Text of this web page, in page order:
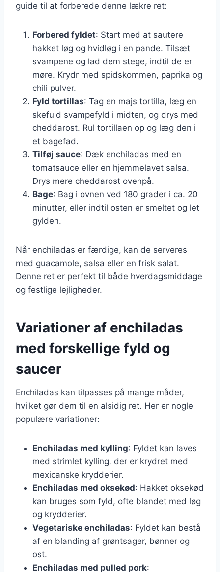
guide til at forberede denne lækre ret:
Forbered fyldet: Start med at sautere
hakket løg og hvidløg i en pande. Tilsæt
svampene og lad dem stege, indtil de er
møre. Krydr med spidskommen, paprika og
chili pulver.
Fyld tortillas: Tag en majs tortilla, læg en
skefuld svampefyld i midten, og drys med
cheddarost. Rul tortillaen op og læg den i
et bagefad.
Tilføj sauce: Dæk enchiladas med en
tomatsauce eller en hjemmelavet salsa.
Drys mere cheddarost ovenpå.
Bage: Bag i ovnen ved 180 grader i ca. 20
minutter, eller indtil osten er smeltet og let
gylden.
Når enchiladas er færdige, kan de serveres
med guacamole, salsa eller en frisk salat.
Denne ret er perfekt til både hverdagsmiddage
og festlige lejligheder.
Variationer af enchiladas
med forskellige fyld og
saucer
Enchiladas kan tilpasses på mange måder,
hvilket gør dem til en alsidig ret. Her er nogle
populære variationer:
Enchiladas med kylling: Fyldet kan laves
med strimlet kylling, der er krydret med
mexicanske krydderier.
Enchiladas med oksekød: Hakket oksekød
kan bruges som fyld, ofte blandet med løg
og krydderier.
Vegetariske enchiladas: Fyldet kan bestå
af en blanding af grøntsager, bønner og
ost.
Enchiladas med pulled pork: